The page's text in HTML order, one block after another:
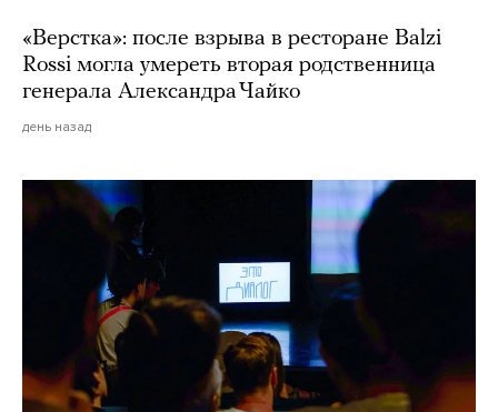
«Верстка»: после взрыва в ресторане Balzi
Rossi могла умереть вторая родственница
генерала Александра Чайко
день назад